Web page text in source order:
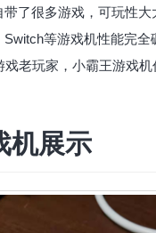
了很多游戏，可玩性
Switch等游戏机性能完全
戏老玩家，小霸王游戏机
机展示